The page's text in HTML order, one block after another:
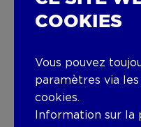
Menuiserie
Isolation
Détails sur
Voir certificat de
COOKIES
Vous pouvez
paramètres via
cookies.
Information sur la